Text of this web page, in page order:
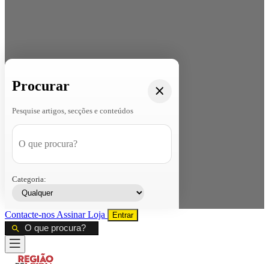
Procurar
Pesquise artigos, secções e conteúdos
Categoria:
Contacte-nos AssinarLoja Entrar